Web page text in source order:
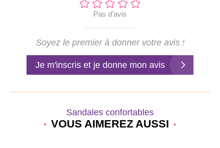
Pas d’avis
Soyez le premier à donner votre avis !
Je m'inscris et je donne mon avis
Sandales confortables
VOUS AIMEREZ AUSSI